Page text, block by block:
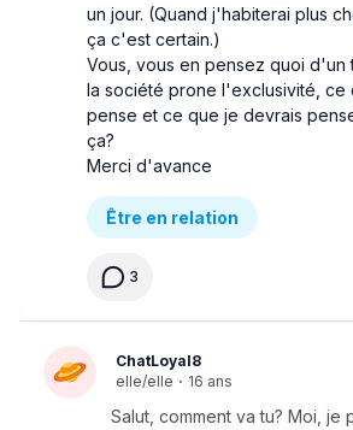
un jour. (Quand j'habiterai plus
ça c'est certain.)
Vous, vous en pensez quoi d'un
la société prone l'exclusivité, ce
pense et ce que je devrais
ça?
Merci d'avance
Être en relation
3
ChatLoyal8
elle/elle · 16 ans
Salut, comment va tu? Moi, je